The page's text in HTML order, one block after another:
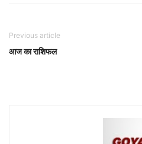
Previous article
आज का राशिफल